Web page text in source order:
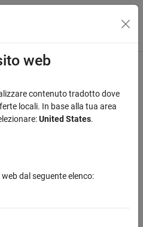
di navigazione
SDK
web
contenuto tradotto dove
locali. In base alla tua area
United States.
dal seguente elenco: